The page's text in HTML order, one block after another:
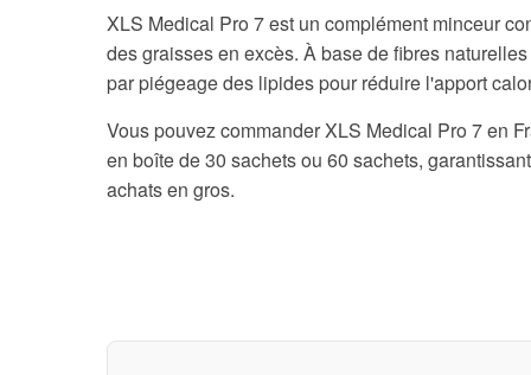
XLS Medical Pro 7 est un complément minceur
des graisses en excès. À base de fibres
par piégeage des lipides pour réduire l'apport
Vous pouvez commander XLS Medical Pro 7 en
en boîte de 30 sachets ou 60 sachets,
achats en gros.